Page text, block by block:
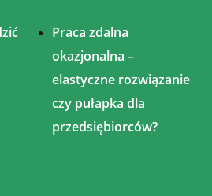
Praca zdalna
okazjonalna –
elastyczne rozwiązanie
czy pułapka dla
przedsiębiorców?